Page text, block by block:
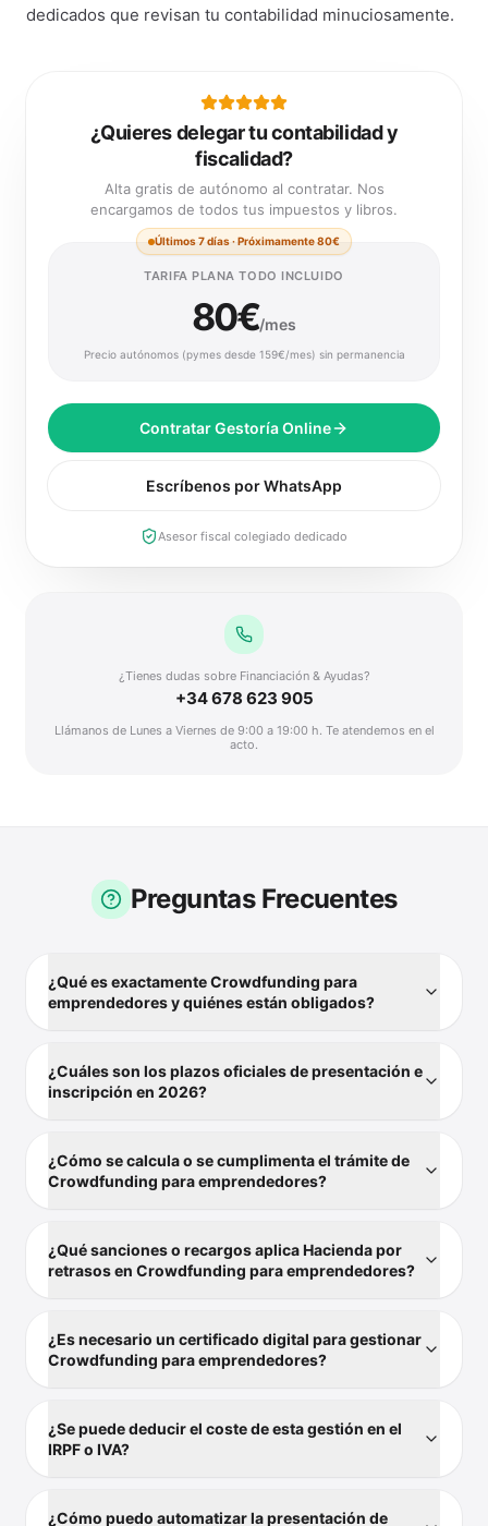
dedicados que revisan tu contabilidad minuciosamente.
¿Quieres delegar tu contabilidad y
fiscalidad?
Alta gratis de autónomo al contratar. Nos
encargamos de todos tus impuestos y libros.
Últimos 7 días · Próximamente 80€
TARIFA PLANA TODO INCLUIDO
80€/mes
Precio autónomos (pymes desde 159€/mes) sin permanencia
Contratar Gestoría Online
Escríbenos por WhatsApp
Asesor fiscal colegiado dedicado
¿Tienes dudas sobre Financiación & Ayudas?
+34 678 623 905
Llámanos de Lunes a Viernes de 9:00 a 19:00 h. Te atendemos en el
acto.
Preguntas Frecuentes
¿Qué es exactamente Crowdfunding para
emprendedores y quiénes están obligados?
¿Cuáles son los plazos oficiales de presentación e
inscripción en 2026?
¿Cómo se calcula o se cumplimenta el trámite de
Crowdfunding para emprendedores?
¿Qué sanciones o recargos aplica Hacienda por
retrasos en Crowdfunding para emprendedores?
¿Es necesario un certificado digital para gestionar
Crowdfunding para emprendedores?
¿Se puede deducir el coste de esta gestión en el
IRPF o IVA?
¿Cómo puedo automatizar la presentación de